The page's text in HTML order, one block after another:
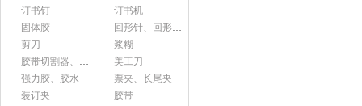
订书钉
订书机
固体胶
回形针、回形针盒
剪刀
浆糊
胶带切割器、胶带座、封箱器
美工刀
强力胶、胶水
票夹、长尾夹
装订夹
胶带